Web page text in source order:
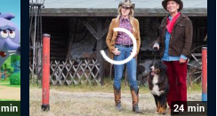
min 24min